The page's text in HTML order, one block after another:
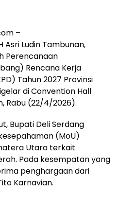
–
Asri Ludin Tambunan,
Perencanaan
Rencana Kerja
Tahun 2027 Provinsi
di Convention Hall
Rabu (22/4/2026).
Bupati Deli Serdang
(MoU)
Utara terkait
Pada kesempatan yang
penghargaan dari
Karnavian.